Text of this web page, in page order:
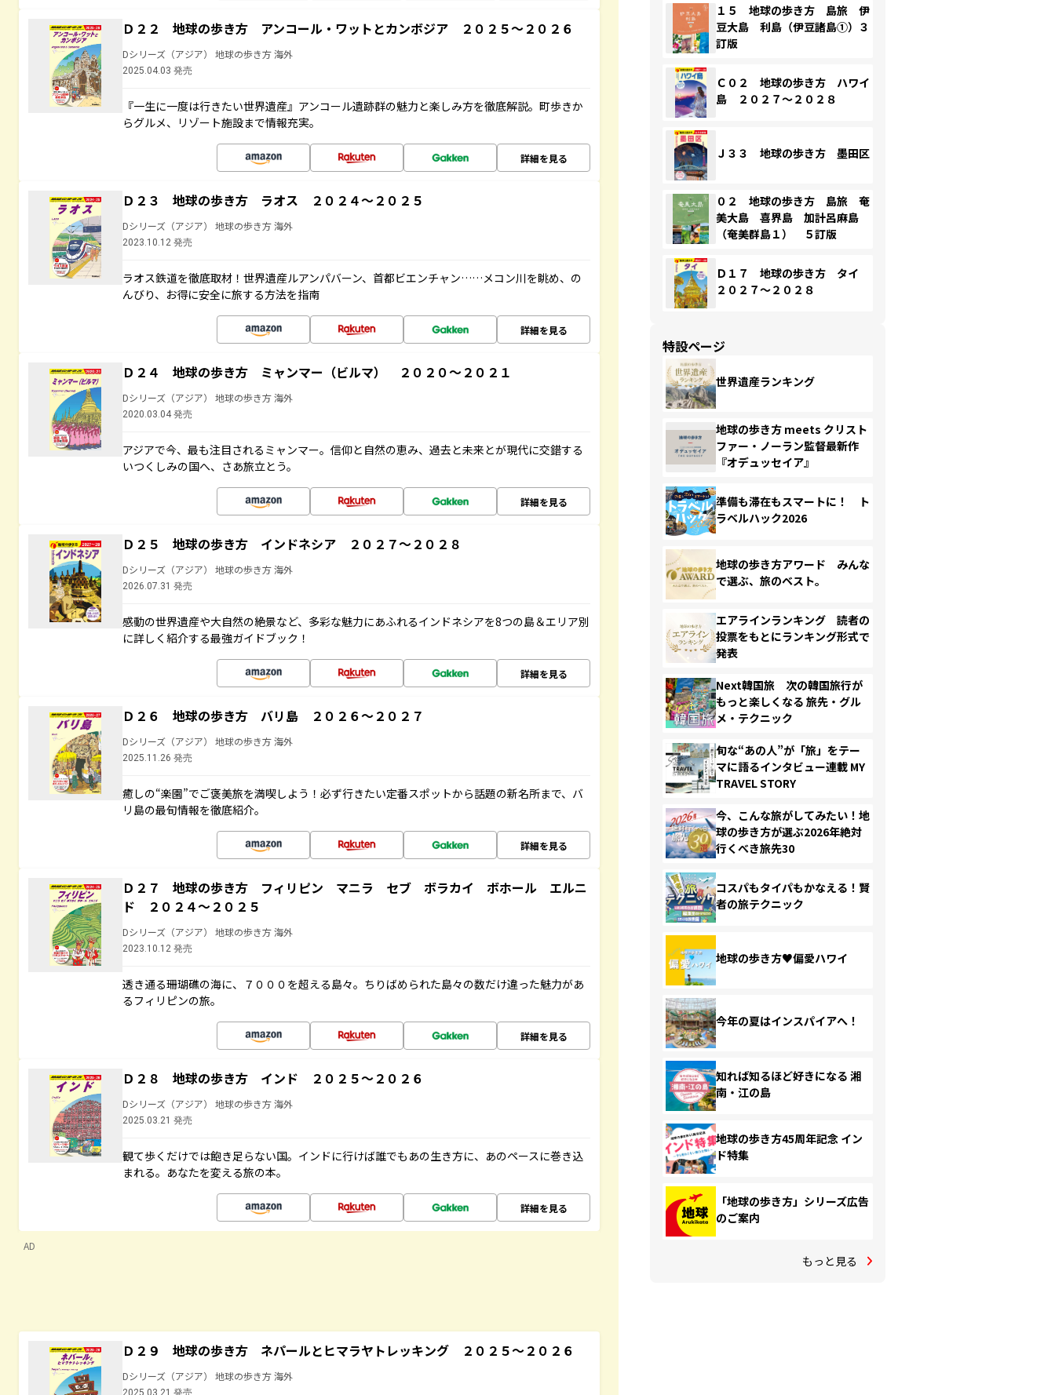
Ｄ２２ 地球の歩き方 アンコール・ワットとカンボジア ２０２５～２０２６
Dシリーズ（アジア） 地球の歩き方 海外
2025.04.03 発売
『一生に一度は行きたい世界遺産』アンコール遺跡群の魅力と楽しみ方を徹底解説。町歩きか
らグルメ、リゾート施設まで情報充実。
詳細を見る
Ｄ２３ 地球の歩き方 ラオス ２０２４～２０２５
Dシリーズ（アジア） 地球の歩き方 海外
2023.10.12 発売
ラオス鉄道を徹底取材！世界遺産ルアンパバーン、首都ビエンチャン……メコン川を眺め、の
んびり、お得に安全に旅する方法を指南
詳細を見る
Ｄ２４ 地球の歩き方 ミャンマー（ビルマ） ２０２０～２０２１
Dシリーズ（アジア） 地球の歩き方 海外
2020.03.04 発売
アジアで今、最も注目されるミャンマー。信仰と自然の恵み、過去と未来とが現代に交錯する
いつくしみの国へ、さあ旅立とう。
詳細を見る
Ｄ２５ 地球の歩き方 インドネシア ２０２７～２０２８
Dシリーズ（アジア） 地球の歩き方 海外
2026.07.31 発売
感動の世界遺産や大自然の絶景など、多彩な魅力にあふれるインドネシアを8つの島＆エリア別
に詳しく紹介する最強ガイドブック！
詳細を見る
Ｄ２６ 地球の歩き方 バリ島 ２０２６～２０２７
Dシリーズ（アジア） 地球の歩き方 海外
2025.11.26 発売
癒しの“楽園”でご褒美旅を満喫しよう！必ず行きたい定番スポットから話題の新名所まで、バ
リ島の最旬情報を徹底紹介。
詳細を見る
Ｄ２７ 地球の歩き方 フィリピン マニラ セブ ボラカイ ボホール エルニ
ド ２０２４～２０２５
Dシリーズ（アジア） 地球の歩き方 海外
2023.10.12 発売
透き通る珊瑚礁の海に、７０００を超える島々。ちりばめられた島々の数だけ違った魅力があ
るフィリピンの旅。
詳細を見る
Ｄ２８ 地球の歩き方 インド ２０２５～２０２６
Dシリーズ（アジア） 地球の歩き方 海外
2025.03.21 発売
観て歩くだけでは飽き足らない国。インドに行けば誰でもあの生き方に、あのペースに巻き込
まれる。あなたを変える旅の本。
詳細を見る
AD
Ｄ２９ 地球の歩き方 ネパールとヒマラヤトレッキング ２０２５～２０２６
Dシリーズ（アジア） 地球の歩き方 海外
2025.03.21 発売
１５ 地球の歩き方 島旅 伊
豆大島 利島（伊豆諸島①）３
訂版
Ｃ０２ 地球の歩き方 ハワイ
島 ２０２７～２０２８
Ｊ３３ 地球の歩き方 墨田区
０２ 地球の歩き方 島旅 奄
美大島 喜界島 加計呂麻島
（奄美群島１） ５訂版
Ｄ１７ 地球の歩き方 タイ
２０２７～２０２８
特設ページ
世界遺産ランキング
地球の歩き方 meets クリスト
ファー・ノーラン監督最新作
『オデュッセイア』
準備も滞在もスマートに！ ト
ラベルハック2026
地球の歩き方アワード みんな
で選ぶ、旅のベスト。
エアラインランキング 読者の
投票をもとにランキング形式で
発表
Next韓国旅 次の韓国旅行が
もっと楽しくなる 旅先・グル
メ・テクニック
旬な“あの人”が「旅」をテー
マに語るインタビュー連載 MY
TRAVEL STORY
今、こんな旅がしてみたい！地
球の歩き方が選ぶ2026年絶対
行くべき旅先30
コスパもタイパもかなえる！賢
者の旅テクニック
地球の歩き方♥偏愛ハワイ
今年の夏はインスパイアへ！
知れば知るほど好きになる 湘
南・江の島
地球の歩き方45周年記念 イン
ド特集
「地球の歩き方」シリーズ広告
のご案内
もっと見る